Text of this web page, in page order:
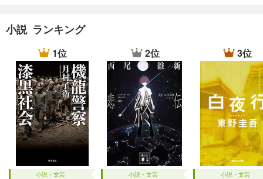
小説 ランキング
1位
小説・文芸
2位
小説・文芸
3位
小説・文芸